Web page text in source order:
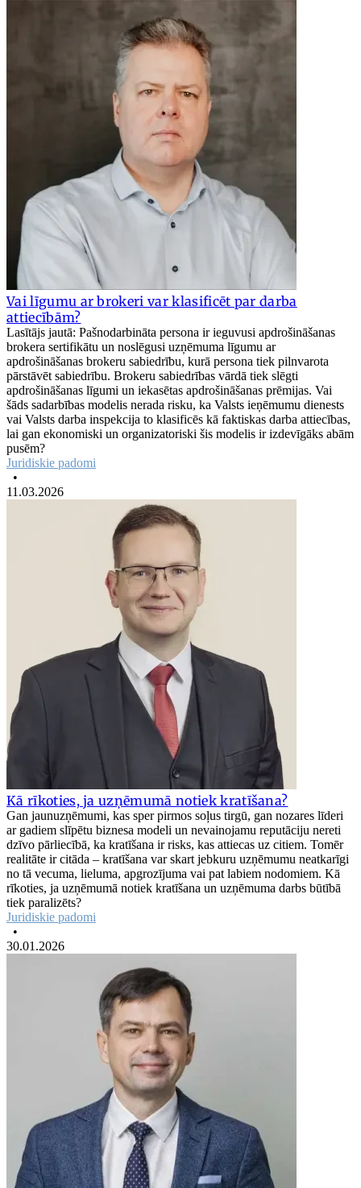
Vai līgumu ar brokeri var klasificēt par darba
attiecībām?
Lasītājs jautā: Pašnodarbināta persona ir ieguvusi apdrošināšanas
brokera sertifikātu un noslēgusi uzņēmuma līgumu ar
apdrošināšanas brokeru sabiedrību, kurā persona tiek pilnvarota
pārstāvēt sabiedrību. Brokeru sabiedrības vārdā tiek slēgti
apdrošināšanas līgumi un iekasētas apdrošināšanas prēmijas. Vai
šāds sadarbības modelis nerada risku, ka Valsts ieņēmumu dienests
vai Valsts darba inspekcija to klasificēs kā faktiskas darba attiecības,
lai gan ekonomiski un organizatoriski šis modelis ir izdevīgāks abām
pusēm?
Juridiskie padomi
•
11.03.2026
Kā rīkoties, ja uzņēmumā notiek kratīšana?
Gan jaunuzņēmumi, kas sper pirmos soļus tirgū, gan nozares līderi
ar gadiem slīpētu biznesa modeli un nevainojamu reputāciju nereti
dzīvo pārliecībā, ka kratīšana ir risks, kas attiecas uz citiem. Tomēr
realitāte ir citāda – kratīšana var skart jebkuru uzņēmumu neatkarīgi
no tā vecuma, lieluma, apgrozījuma vai pat labiem nodomiem. Kā
rīkoties, ja uzņēmumā notiek kratīšana un uzņēmuma darbs būtībā
tiek paralizēts?
Juridiskie padomi
•
30.01.2026